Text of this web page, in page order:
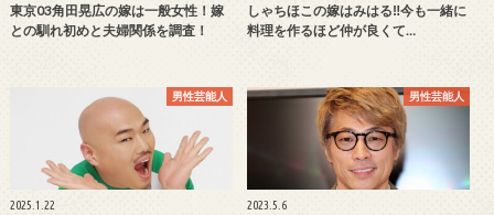
東京03角田晃広の嫁は一般女性！嫁
との馴れ初めと夫婦関係を調査！
しゃちほこの嫁はみはる‼今も一緒に
料理を作るほど仲が良くて…
男性芸能人
2025.1.22
男性芸能人
2023.5.6